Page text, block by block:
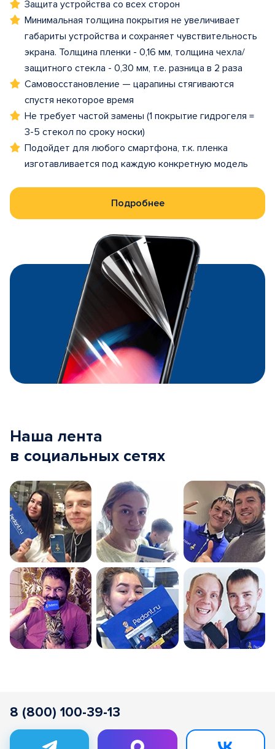
Защита устройства со всех сторон
Минимальная толщина покрытия не увеличивает
габариты устройства и сохраняет чувствительность
экрана. Толщина пленки - 0,16 мм, толщина чехла/
защитного стекла - 0,30 мм, т.е. разница в 2 раза
Самовосстановление — царапины стягиваются
спустя некоторое время
Не требует частой замены (1 покрытие гидрогеля =
3-5 стекол по сроку носки)
Подойдет для любого смартфона, т.к. пленка
изготавливается под каждую конкретную модель
Подробнее
Наша лента
в социальных сетях
8 (800) 100-39-13